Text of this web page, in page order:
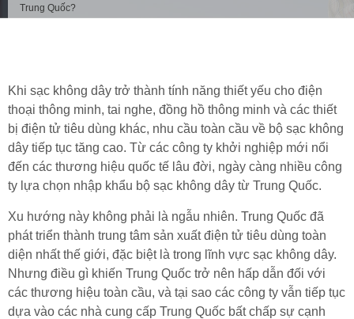
Trung Quốc?
Khi sạc không dây trở thành tính năng thiết yếu cho điện
thoại thông minh, tai nghe, đồng hồ thông minh và các thiết
bị điện tử tiêu dùng khác, nhu cầu toàn cầu về bộ sạc không
dây tiếp tục tăng cao. Từ các công ty khởi nghiệp mới nổi
đến các thương hiệu quốc tế lâu đời, ngày càng nhiều công
ty lựa chọn nhập khẩu bộ sạc không dây từ Trung Quốc.
Xu hướng này không phải là ngẫu nhiên. Trung Quốc đã
phát triển thành trung tâm sản xuất điện tử tiêu dùng toàn
diện nhất thế giới, đặc biệt là trong lĩnh vực sạc không dây.
Nhưng điều gì khiến Trung Quốc trở nên hấp dẫn đối với
các thương hiệu toàn cầu, và tại sao các công ty vẫn tiếp tục
dựa vào các nhà cung cấp Trung Quốc bất chấp sự cạnh